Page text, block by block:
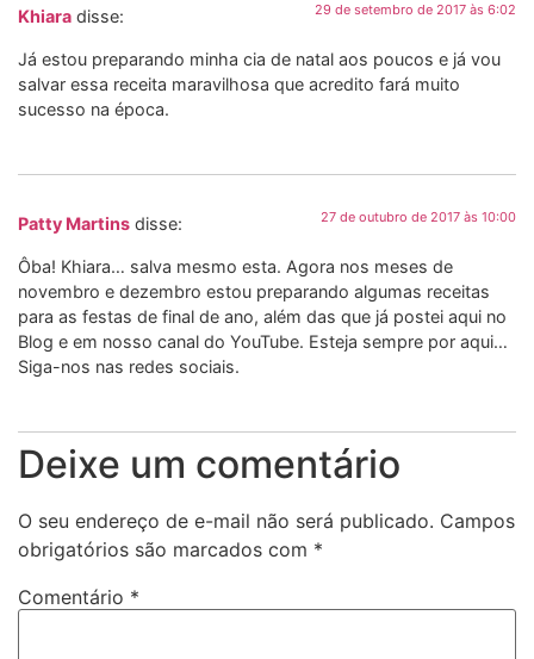
Khiara disse: 29 de setembro de 2017 às 6:02
Já estou preparando minha cia de natal aos poucos e já vou
salvar essa receita maravilhosa que acredito fará muito
sucesso na época.
Patty Martins disse: 27 de outubro de 2017 às 10:00
Ôba! Khiara… salva mesmo esta. Agora nos meses de
novembro e dezembro estou preparando algumas receitas
para as festas de final de ano, além das que já postei aqui no
Blog e em nosso canal do YouTube. Esteja sempre por aqui…
Siga-nos nas redes sociais.
Deixe um comentário
O seu endereço de e-mail não será publicado. Campos
obrigatórios são marcados com *
Comentário *